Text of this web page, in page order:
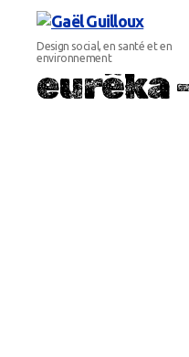
Gaël
Guilloux
Design social, en santé et en
environnement
eurêka